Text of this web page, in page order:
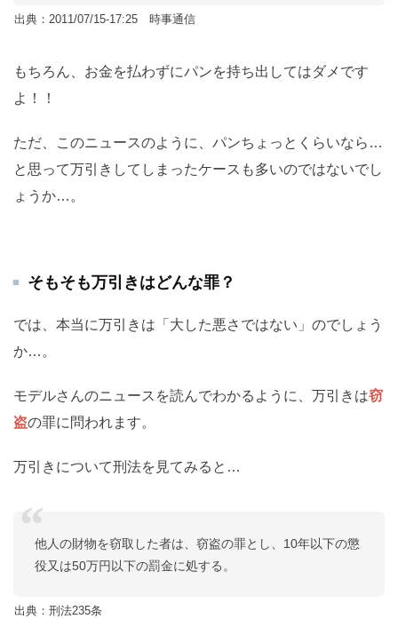
出典：2011/07/15-17:25 時事通信
もちろん、お金を払わずにパンを持ち出してはダメです
よ！！
ただ、このニュースのように、パンちょっとくらいなら…
と思って万引きしてしまったケースも多いのではないでし
ょうか…。
そもそも万引きはどんな罪？
では、本当に万引きは「大した悪さではない」のでしょう
か…。
モデルさんのニュースを読んでわかるように、万引きは窃
盗の罪に問われます。
万引きについて刑法を見てみると…
他人の財物を窃取した者は、窃盗の罪とし、10年以下の懲
役又は50万円以下の罰金に処する。
出典：刑法235条